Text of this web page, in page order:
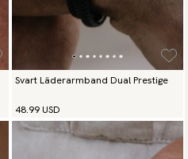
Svart Läderarmband Dual Prestige
48.99 USD